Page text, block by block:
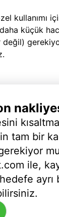
kullanımı
küçük
tam bir
ile,
ayrı